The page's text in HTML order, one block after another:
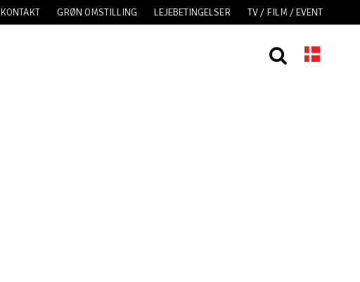
KONTAKT GRØN OMSTILLING LEJEBETINGELSER TV / FILM / EVENT